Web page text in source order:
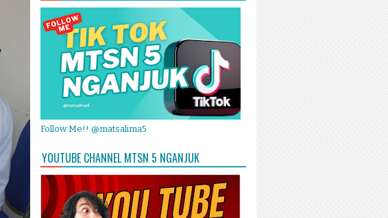
Follow Me!! @matsalima5
YOUTUBE CHANNEL MTSN 5 NGANJUK